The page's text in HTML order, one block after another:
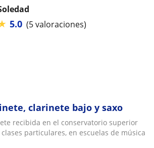
5.0 (5 valoraciones)
clarinete bajo y saxo
recibida en el conservatorio superior
particulares, en escuelas de música